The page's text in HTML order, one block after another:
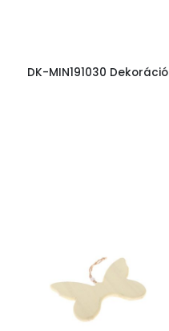
DK-MIN191030 Dekoráció